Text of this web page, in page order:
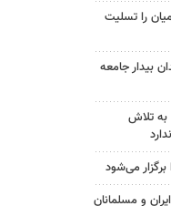
را تسلیت
بیدار جامعه
به تلاش
می‌شود
و مسلمانان